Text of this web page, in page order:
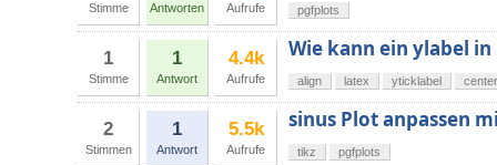
Stimme Antworten Aufrufe pgfplots
1
Stimme
1
Antwort
4.4k
Aufrufe
Wie kann ein ylabel
align latex yticklabel center
2
Stimmen
1
Antwort
5.5k
Aufrufe
sinus Plot anpassen
tikz pgfplots